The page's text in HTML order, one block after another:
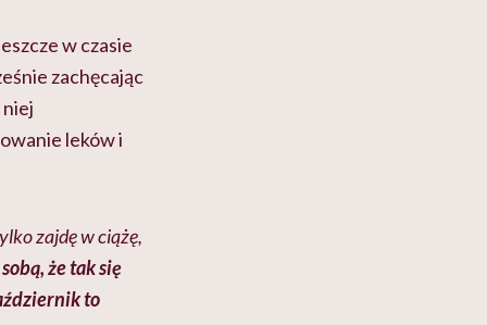
w czasie
zachęcając
niej
leków i
zajdę w ciążę,
że tak się
to